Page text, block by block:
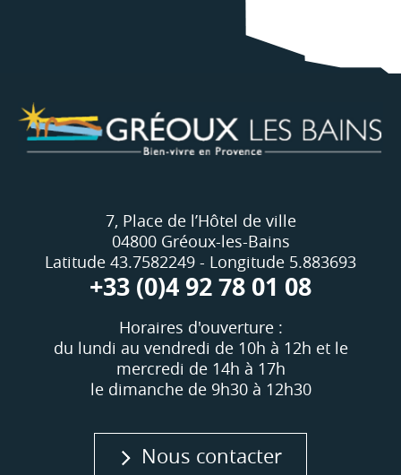
7, Place de l’Hôtel de ville
04800 Gréoux-les-Bains
Latitude 43.7582249 - Longitude 5.883693
+33 (0)4 92 78 01 08
Horaires d'ouverture :
du lundi au vendredi de 10h à 12h et le
mercredi de 14h à 17h
le dimanche de 9h30 à 12h30
Nous contacter